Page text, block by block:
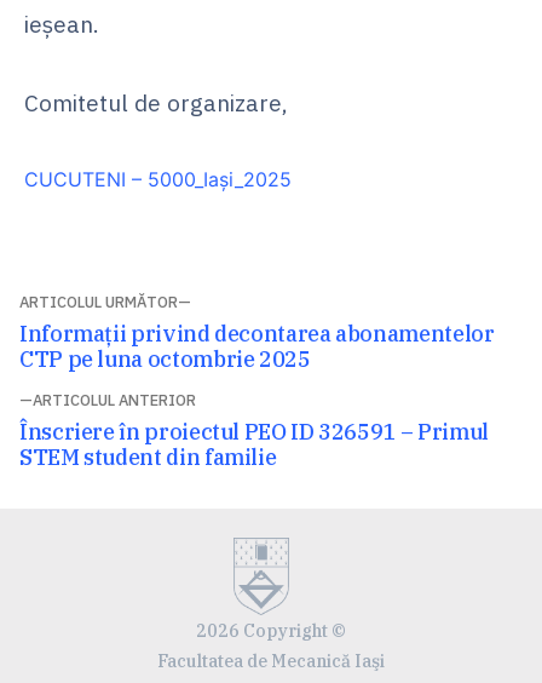
ieșean.
Comitetul de organizare,
CUCUTENI – 5000_Iași_2025
Navigare
în
articole
ARTICOLUL ANTERIOR
Articolul
anterior:
Înscriere în proiectul PEO ID 326591 – Primul
STEM student din familie
ARTICOLUL URMĂTOR
Articolul
următor:
Informații privind decontarea abonamentelor
CTP pe luna octombrie 2025
2026 Copyright ©
Facultatea de Mecanică Iaşi